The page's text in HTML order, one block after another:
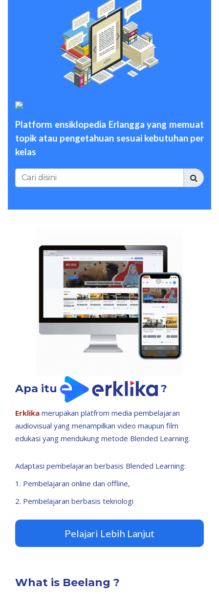
Platform ensiklopedia Erlangga yang memuat
topik atau pengetahuan sesuai kebutuhan per
kelas
Apa itu ?
Erklika merupakan platfrom media pembelajaran
audiovisual yang menampilkan video maupun film
edukasi yang mendukung metode Blended Learning.
Adaptasi pembelajaran berbasis Blended Learning:
1. Pembelajaran online dan offline,
2. Pembelajaran berbasis teknologi
Pelajari Lebih Lanjut
What is Beelang ?